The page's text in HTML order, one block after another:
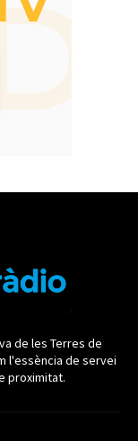
de les Terres de
l'essència de servei
proximitat.